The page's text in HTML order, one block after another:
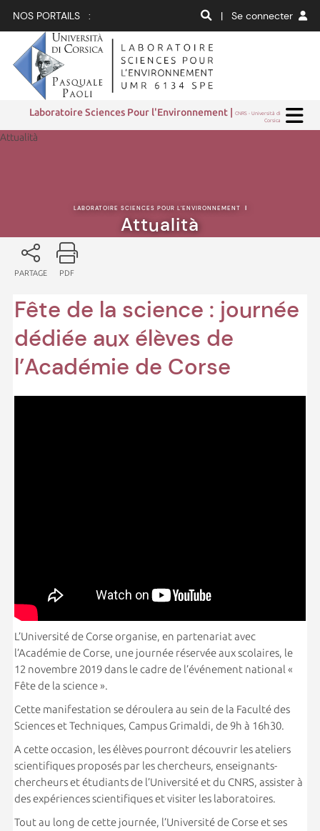
NOS PORTAILS : | Se connecter
Laboratoire Sciences Pour l'Environnement |CNRS - Università di
Corsica
Attualità
LABORATOIRE SCIENCES POUR L'ENVIRONNEMENT |
Attualità
PARTAGE PDF
Fête de la science : journée
dédiée aux élèves de
l’Académie de Corse
L’Université de Corse organise, en partenariat avec
l’Académie de Corse, une journée réservée aux scolaires, le
12 novembre 2019 dans le cadre de l’événement national «
Fête de la science ».
Cette manifestation se déroulera au sein de la Faculté des
Sciences et Techniques, Campus Grimaldi, de 9h à 16h30.
A cette occasion, les élèves pourront découvrir les ateliers
scientifiques proposés par les chercheurs, enseignants-
chercheurs et étudiants de l’Université et du CNRS, assister à
des expériences scientifiques et visiter les laboratoires.
Tout au long de cette journée, l’Université de Corse et ses